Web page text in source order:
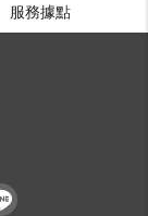
服務據點